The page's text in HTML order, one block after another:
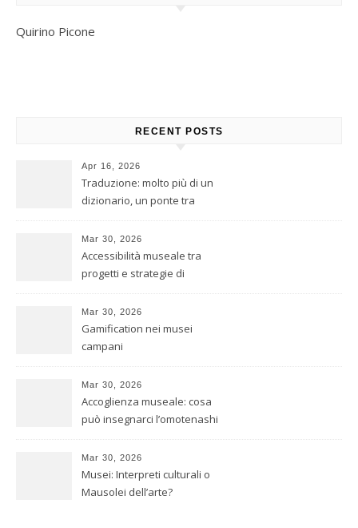
Quirino Picone
RECENT POSTS
Apr 16, 2026
Traduzione: molto più di un
dizionario, un ponte tra
Mar 30, 2026
Accessibilità museale tra
progetti e strategie di
Mar 30, 2026
Gamification nei musei
campani
Mar 30, 2026
Accoglienza museale: cosa
può insegnarci l’omotenashi
Mar 30, 2026
Musei: Interpreti culturali o
Mausolei dell’arte?